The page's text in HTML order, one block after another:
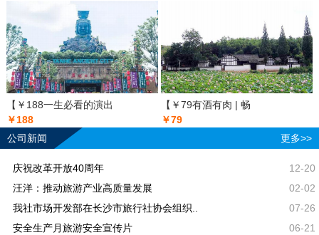
【￥188一生必看的演出
￥188
【￥79有酒有肉 | 畅
￥79
公司新闻
更多>>
庆祝改革开放40周年
12-20
汪洋：推动旅游产业高质量发展
02-02
我社市场开发部在长沙市旅行社协会组织..
07-26
安全生产月旅游安全宣传片
06-21